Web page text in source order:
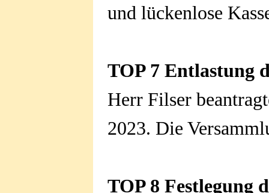
und lückenlose
TOP 7 Entlastung
Herr Filser
2023. Die
TOP 8 Festlegung